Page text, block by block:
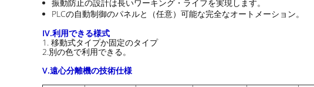
振動防止の設計は長いワーキング・ライフを実現します。
PLCの自動制御のパネルと（任意）可能な完全なオートメーション。
IV.利用できる様式
1. 移動式タイプか固定のタイプ
2.別の色で利用できる。
V.遠心分離機の技術仕様